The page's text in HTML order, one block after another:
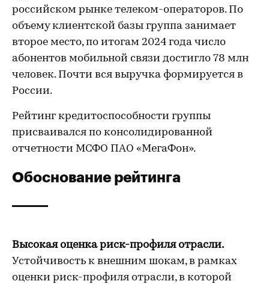
российском рынке телеком-операторов. По
объему клиентской базы группа занимает
второе место, по итогам 2024 года число
абонентов мобильной связи достигло 78 млн
человек. Почти вся выручка формируется в
России.
Рейтинг кредитоспособности группы
присваивался по консолидированной
отчетности МСФО ПАО «МегаФон».
Обоснование рейтинга
Высокая оценка риск-профиля отрасли.
Устойчивость к внешним шокам, в рамках
оценки риск-профиля отрасли, в которой